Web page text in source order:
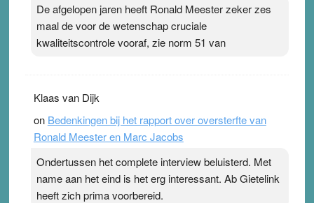
De afgelopen jaren heeft Ronald Meester zeker zes
maal de voor de wetenschap cruciale
kwaliteitscontrole vooraf, zie norm 51 van
Klaas van Dijk
on Bedenkingen bij het rapport over oversterfte van
Ronald Meester en Marc Jacobs
Ondertussen het complete interview beluisterd. Met
name aan het eind is het erg interessant. Ab Gietelink
heeft zich prima voorbereid.